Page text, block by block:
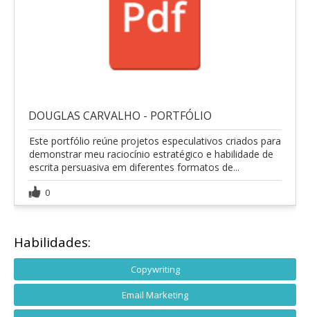
DOUGLAS CARVALHO - PORTFÓLIO
Este portfólio reúne projetos especulativos criados para
demonstrar meu raciocínio estratégico e habilidade de
escrita persuasiva em diferentes formatos de...
0
Habilidades:
Copywriting
Email Marketing